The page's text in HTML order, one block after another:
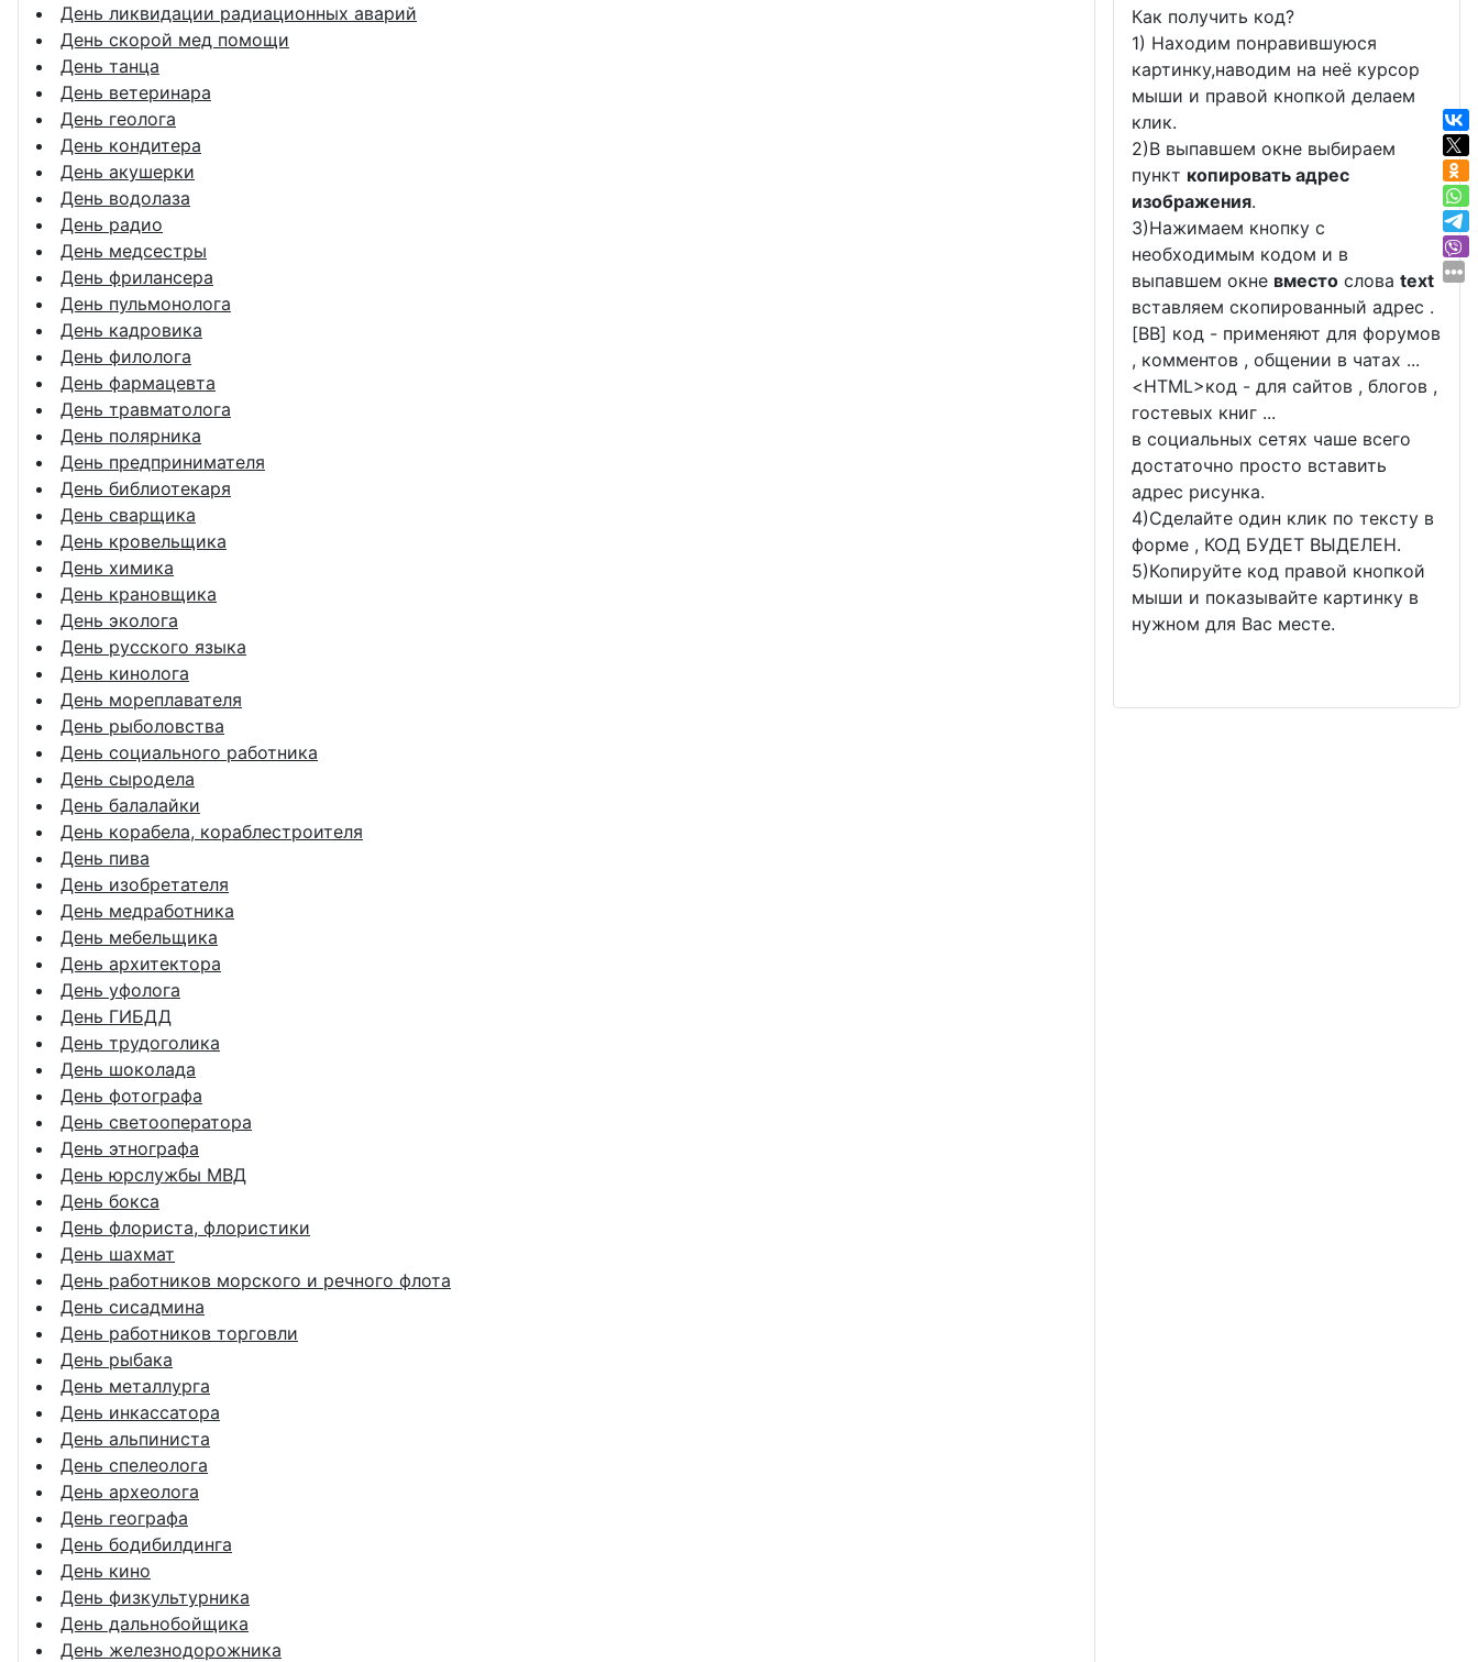
День ликвидации радиационных аварий
День скорой мед помощи
День танца
День ветеринара
День геолога
День кондитера
День акушерки
День водолаза
День радио
День медсестры
День фрилансера
День пульмонолога
День кадровика
День филолога
День фармацевта
День травматолога
День полярника
День предпринимателя
День библиотекаря
День сварщика
День кровельщика
День химика
День крановщика
День эколога
День русского языка
День кинолога
День мореплавателя
День рыболовства
День социального работника
День сыродела
День балалайки
День корабела, кораблестроителя
День пива
День изобретателя
День медработника
День мебельщика
День архитектора
День уфолога
День ГИБДД
День трудоголика
День шоколада
День фотографа
День светооператора
День этнографа
День юрслужбы МВД
День бокса
День флориста, флористики
День шахмат
День работников морского и речного флота
День сисадмина
День работников торговли
День рыбака
День металлурга
День инкассатора
День альпиниста
День спелеолога
День археолога
День географа
День бодибилдинга
День кино
День физкультурника
День дальнобойщика
День железнодорожника
Как получить код?
1) Находим понравившуюся
картинку,наводим на неё курсор
мыши и правой кнопкой делаем
клик.
2)В выпавшем окне выбираем
пункт копировать адрес
изображения.
3)Нажимаем кнопку с
необходимым кодом и в
выпавшем окне вместо слова text
вставляем скопированный адрес .
[BB] код - применяют для форумов
, комментов , общении в чатах ...
<HTML>код - для сайтов , блогов ,
гостевых книг ...
в социальных сетях чаше всего
достаточно просто вставить
адрес рисунка.
4)Сделайте один клик по тексту в
форме , КОД БУДЕТ ВЫДЕЛЕН.
5)Копируйте код правой кнопкой
мыши и показывайте картинку в
нужном для Вас месте.